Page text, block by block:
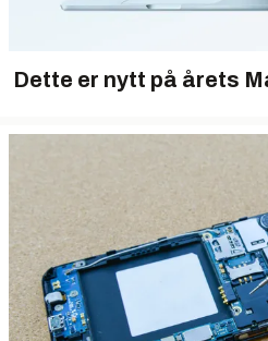
Dette er nytt på årets